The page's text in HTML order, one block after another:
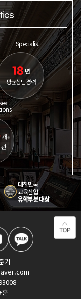
Specialist
18 년
평균상담경력
개+
대한민국
교육산업
유학부분 대상
기
훈